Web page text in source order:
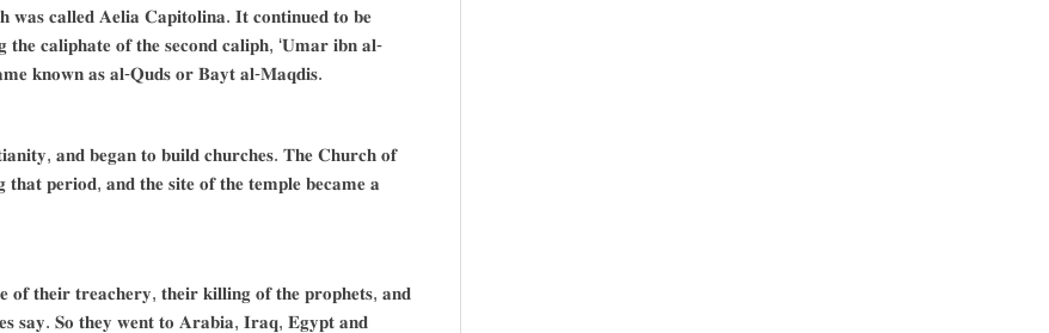
𝐰𝐚𝐬 𝐜𝐚𝐥𝐥𝐞𝐝 𝐀𝐞𝐥𝐢𝐚 𝐂𝐚𝐩𝐢𝐭𝐨𝐥𝐢𝐧𝐚. 𝐈𝐭 𝐜𝐨𝐧𝐭𝐢𝐧𝐮𝐞𝐝 𝐭𝐨 𝐛𝐞
𝐜𝐚𝐥𝐢𝐩𝐡𝐚𝐭𝐞 𝐨𝐟 𝐭𝐡𝐞 𝐬𝐞𝐜𝐨𝐧𝐝 𝐜𝐚𝐥𝐢𝐩𝐡, ‘𝐔𝐦𝐚𝐫 𝐢𝐛𝐧 𝐚𝐥-
𝐤𝐧𝐨𝐰𝐧 𝐚𝐬 𝐚𝐥-𝐐𝐮𝐝𝐬 𝐨𝐫 𝐁𝐚𝐲𝐭 𝐚𝐥-𝐌𝐚𝐪𝐝𝐢𝐬.
𝐚𝐧𝐝 𝐛𝐞𝐠𝐚𝐧 𝐭𝐨 𝐛𝐮𝐢𝐥𝐝 𝐜𝐡𝐮𝐫𝐜𝐡𝐞𝐬. 𝐓𝐡𝐞 𝐂𝐡𝐮𝐫𝐜𝐡 𝐨𝐟
𝐭𝐡𝐚𝐭 𝐩𝐞𝐫𝐢𝐨𝐝, 𝐚𝐧𝐝 𝐭𝐡𝐞 𝐬𝐢𝐭𝐞 𝐨𝐟 𝐭𝐡𝐞 𝐭𝐞𝐦𝐩𝐥𝐞 𝐛𝐞𝐜𝐚𝐦𝐞 𝐚
𝐭𝐡𝐞𝐢𝐫 𝐭𝐫𝐞𝐚𝐜𝐡𝐞𝐫𝐲, 𝐭𝐡𝐞𝐢𝐫 𝐤𝐢𝐥𝐥𝐢𝐧𝐠 𝐨𝐟 𝐭𝐡𝐞 𝐩𝐫𝐨𝐩𝐡𝐞𝐭𝐬, 𝐚𝐧𝐝
𝐬𝐚𝐲. 𝐒𝐨 𝐭𝐡𝐞𝐲 𝐰𝐞𝐧𝐭 𝐭𝐨 𝐀𝐫𝐚𝐛𝐢𝐚, 𝐈𝐫𝐚𝐪, 𝐄𝐠𝐲𝐩𝐭 𝐚𝐧𝐝